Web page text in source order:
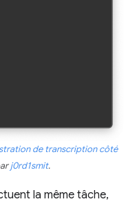
de transcription côté
j0rd1smit.
la même tâche,